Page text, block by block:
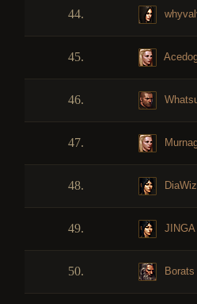
44.
45.
46.
47.
48.
49. JINGA
50. Borats